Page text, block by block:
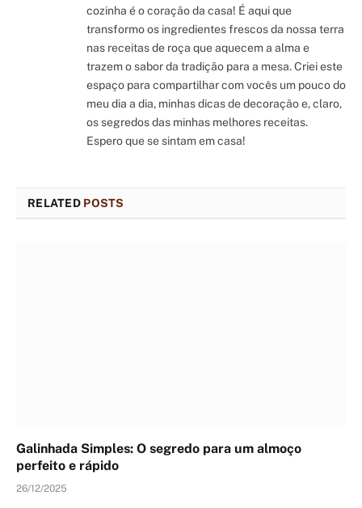
cozinha é o coração da casa! É aqui que
transformo os ingredientes frescos da nossa terra
nas receitas de roça que aquecem a alma e
trazem o sabor da tradição para a mesa. Criei este
espaço para compartilhar com vocês um pouco do
meu dia a dia, minhas dicas de decoração e, claro,
os segredos das minhas melhores receitas.
Espero que se sintam em casa!
RELATED POSTS
Galinhada Simples: O segredo para um almoço
perfeito e rápido
26/12/2025